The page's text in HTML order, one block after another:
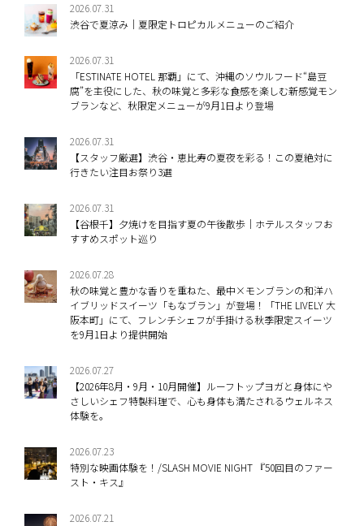
2026.07.31
渋谷で夏涼み｜夏限定トロピカルメニューのご紹介
2026.07.31
「ESTINATE HOTEL 那覇」にて、沖縄のソウルフード“島豆
腐”を主役にした、秋の味覚と多彩な食感を楽しむ新感覚モン
ブランなど、秋限定メニューが9月1日より登場
2026.07.31
【スタッフ厳選】渋谷・恵比寿の夏夜を彩る！この夏絶対に
行きたい注目お祭り3選
2026.07.31
【谷根千】夕焼けを目指す夏の午後散歩｜ホテルスタッフお
すすめスポット巡り
2026.07.28
秋の味覚と豊かな香りを重ねた、最中×モンブランの和洋ハ
イブリッドスイーツ「もなブラン」が登場！「THE LIVELY 大
阪本町」にて、フレンチシェフが手掛ける秋季限定スイーツ
を9月1日より提供開始
2026.07.27
【2026年8月・9月・10月開催】ルーフトップヨガと身体にや
さしいシェフ特製料理で、心も身体も満たされるウェルネス
体験を。
2026.07.23
特別な映画体験を！/SLASH MOVIE NIGHT 『50回目のファー
スト・キス』
2026.07.21